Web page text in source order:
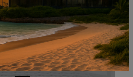
AQUAGEL